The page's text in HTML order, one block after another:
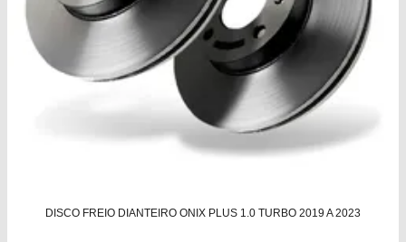
DISCO FREIO DIANTEIRO ONIX PLUS 1.0 TURBO 2019 A 2023